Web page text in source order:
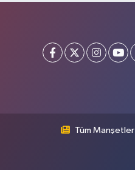
Tüm Manşetler